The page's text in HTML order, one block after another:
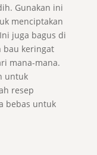
Gunakan ini
menciptakan
juga bagus di
bau keringat
mana-mana.
untuk
resep
bebas untuk